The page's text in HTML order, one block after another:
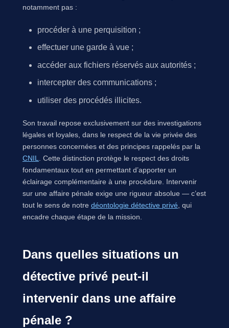
notamment pas :
procéder à une perquisition ;
effectuer une garde à vue ;
accéder aux fichiers réservés aux autorités ;
intercepter des communications ;
utiliser des procédés illicites.
Son travail repose exclusivement sur des investigations
légales et loyales, dans le respect de la vie privée des
personnes concernées et des principes rappelés par la
CNIL
. Cette distinction protège le respect des droits
fondamentaux tout en permettant d’apporter un
éclairage complémentaire à une procédure. Intervenir
sur une affaire pénale exige une rigueur absolue — c’est
tout le sens de notre déontologie détective privé , qui
encadre chaque étape de la mission.
Dans quelles situations un
détective privé peut-il
intervenir dans une affaire
pénale ?